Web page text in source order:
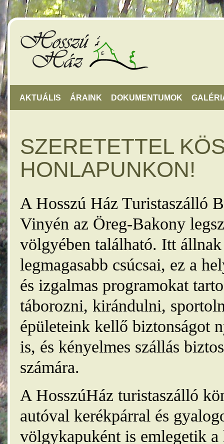
AKTUÁLIS ÁRAINK DOKUMENTUMOK
SZERETETTEL
HONLAPUNKON!
A Hosszú Ház Turistaszálló
Vinyén az Öreg-Bakony
völgyében található. Itt
legmagasabb csúcsai, ez a
és izgalmas programokat
táborozni, kirándulni,
épületeink kellő biztonságot
is, és kényelmes szállás
számára.
A HosszúHáz turistaszálló
autóval kerékpárral és
völgykapuként is emlegetik